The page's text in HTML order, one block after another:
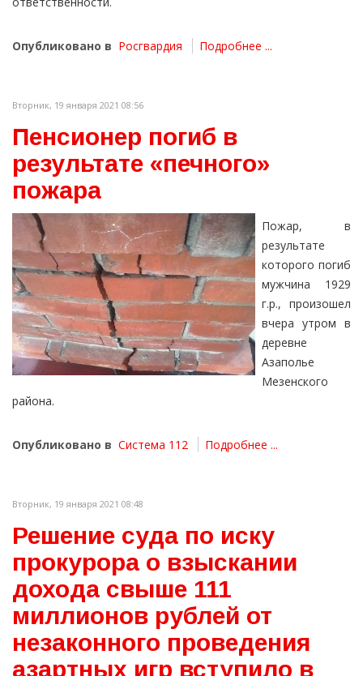
Опубликовано в Росгвардия Подробнее ...
Вторник, 19 января 2021 08:56
Пенсионер погиб в
результате «печного»
пожара
Пожар, в
результате
которого погиб
мужчина 1929
г.р., произошел
вчера утром в
деревне
Азаполье
Мезенского
района.
Опубликовано в Система 112 Подробнее ...
Вторник, 19 января 2021 08:48
Решение суда по иску
прокурора о взыскании
дохода свыше 111
миллионов рублей от
незаконного проведения
азартных игр вступило в